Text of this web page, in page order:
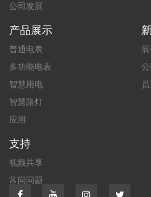
公司发展
产品展示
普通电表
多功能电表
智慧用电
智慧路灯
应用
公
支持
视频共享
常问问题